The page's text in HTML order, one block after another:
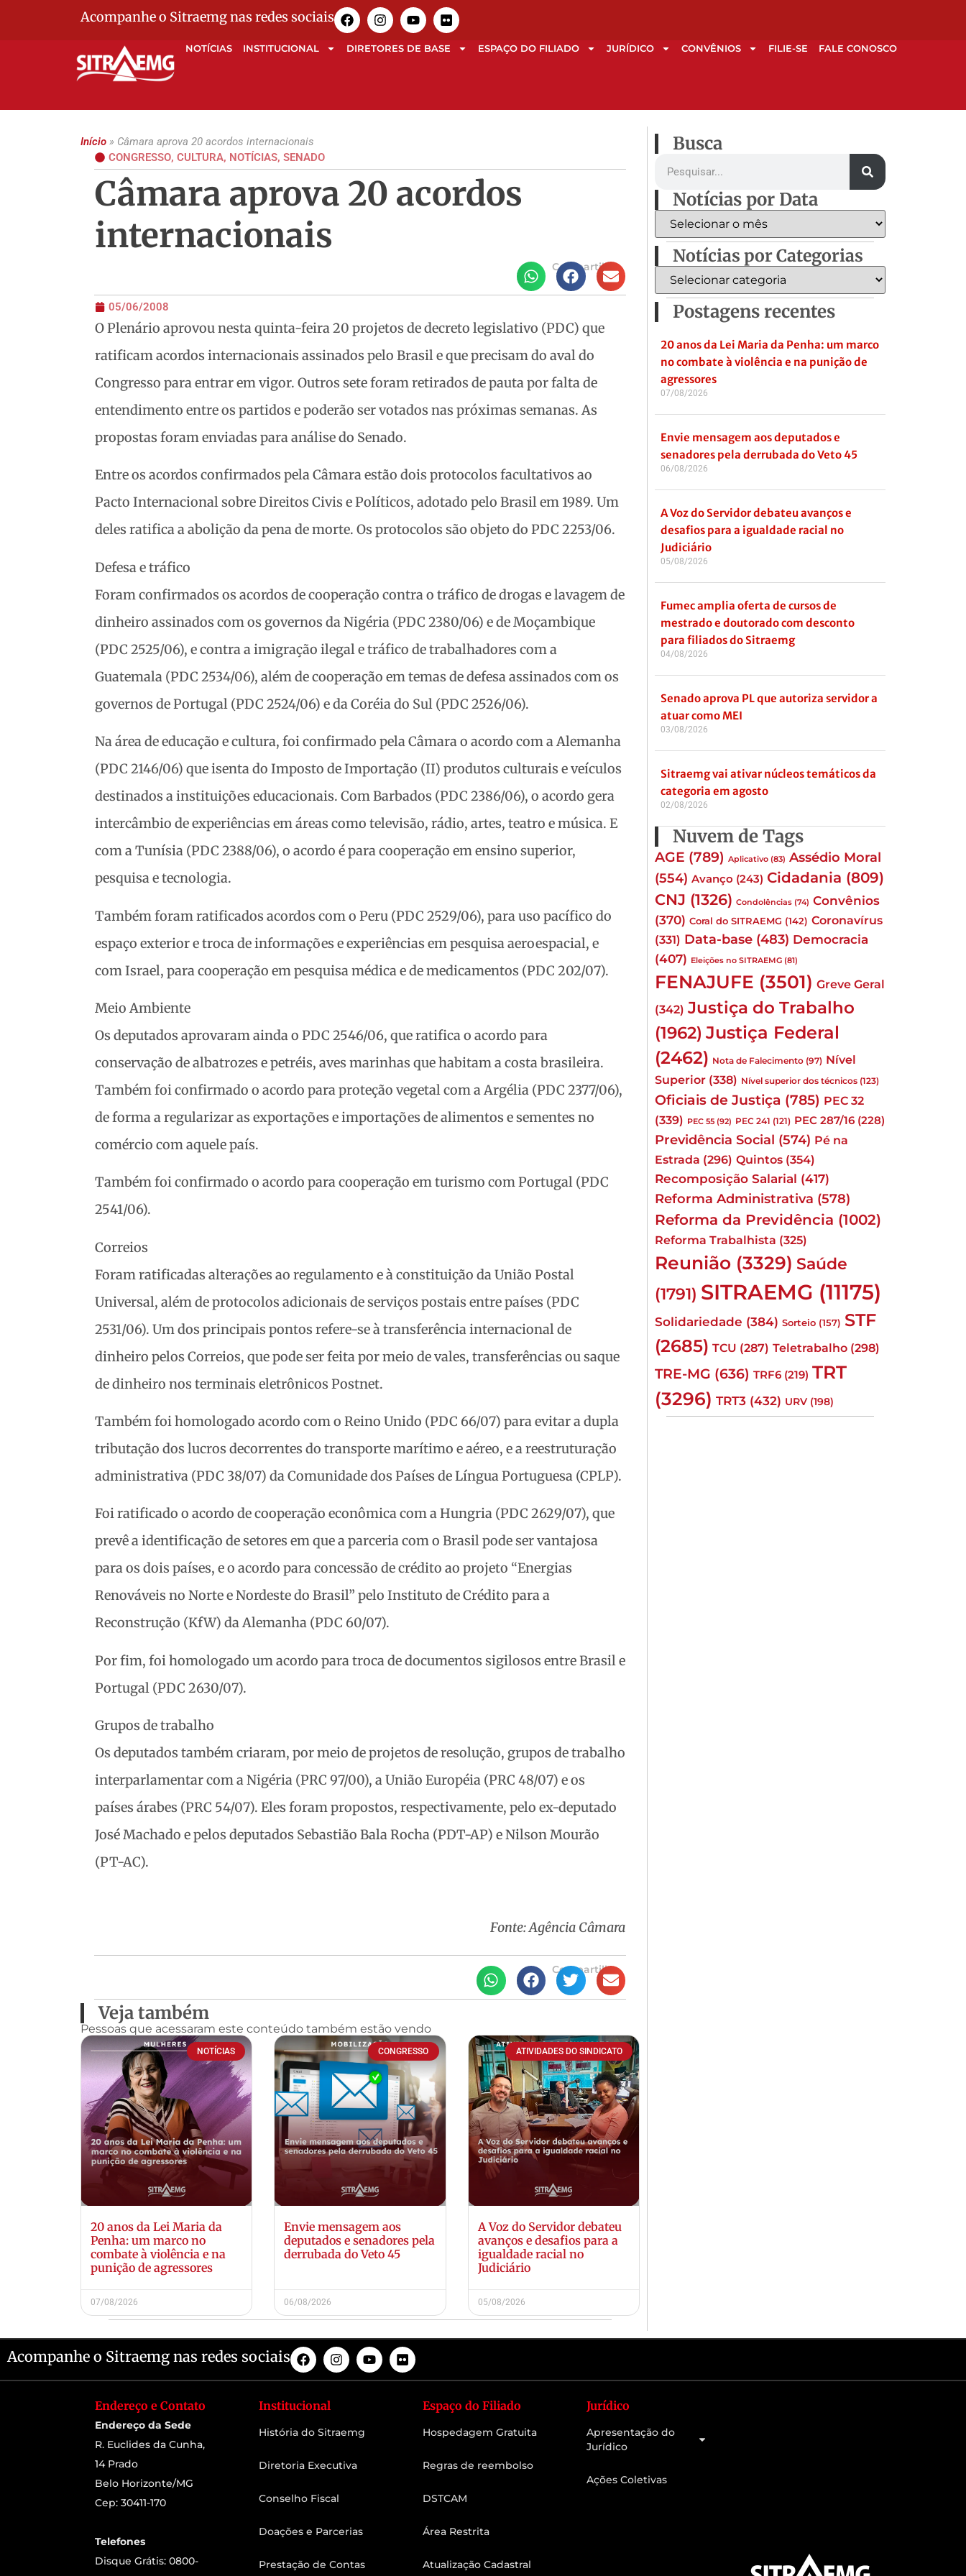
Acompanhe o Sitraemg nas redes sociais
NOTÍCIAS INSTITUCIONAL DIRETORES DE BASE ESPAÇO DO FILIADO JURÍDICO CONVÊNIOS FILIE-SE FALE CONOSCO
Início » Câmara aprova 20 acordos internacionais
CONGRESSO, CULTURA, NOTÍCIAS, SENADO
Câmara aprova 20 acordos
internacionais
Compartilhe
05/06/2008
O Plenário aprovou nesta quinta-feira 20 projetos de decreto legislativo (PDC) que
ratificam acordos internacionais assinados pelo Brasil e que precisam do aval do
Congresso para entrar em vigor. Outros sete foram retirados de pauta por falta de
entendimento entre os partidos e poderão ser votados nas próximas semanas. As
propostas foram enviadas para análise do Senado.
Entre os acordos confirmados pela Câmara estão dois protocolos facultativos ao
Pacto Internacional sobre Direitos Civis e Políticos, adotado pelo Brasil em 1989. Um
deles ratifica a abolição da pena de morte. Os protocolos são objeto do PDC 2253/06.
Defesa e tráfico
Foram confirmados os acordos de cooperação contra o tráfico de drogas e lavagem de
dinheiro assinados com os governos da Nigéria (PDC 2380/06) e de Moçambique
(PDC 2525/06), e contra a imigração ilegal e tráfico de trabalhadores com a
Guatemala (PDC 2534/06), além de cooperação em temas de defesa assinados com os
governos de Portugal (PDC 2524/06) e da Coréia do Sul (PDC 2526/06).
Na área de educação e cultura, foi confirmado pela Câmara o acordo com a Alemanha
(PDC 2146/06) que isenta do Imposto de Importação (II) produtos culturais e veículos
destinados a instituições educacionais. Com Barbados (PDC 2386/06), o acordo gera
intercâmbio de experiências em áreas como televisão, rádio, artes, teatro e música. E
com a Tunísia (PDC 2388/06), o acordo é para cooperação em ensino superior,
pesquisa e tecnologia.
Também foram ratificados acordos com o Peru (PDC 2529/06), para uso pacífico do
espaço exterior e troca de informações e experiências em pesquisa aeroespacial, e
com Israel, para cooperação em pesquisa médica e de medicamentos (PDC 202/07).
Meio Ambiente
Os deputados aprovaram ainda o PDC 2546/06, que ratifica o acordo para
conservação de albatrozes e petréis, aves marinhas que habitam a costa brasileira.
Também foi confirmado o acordo para proteção vegetal com a Argélia (PDC 2377/06),
de forma a regularizar as exportações e importações de alimentos e sementes no
comércio com aquele país.
Também foi confirmado o acordo para cooperação em turismo com Portugal (PDC
2541/06).
Correios
Foram ratificadas alterações ao regulamento e à constituição da União Postal
Universal, além de protocolos adicionais de serviços postais entre países (PDC
2531/06). Um dos principais pontos refere-se à transferência internacional de
dinheiro pelos Correios, que pode ser feita por meio de vales, transferências ou saque
de dinheiro nos terminais eletrônicos Postnet.
Também foi homologado acordo com o Reino Unido (PDC 66/07) para evitar a dupla
tributação dos lucros decorrentes do transporte marítimo e aéreo, e a reestruturação
administrativa (PDC 38/07) da Comunidade dos Países de Língua Portuguesa (CPLP).
Foi ratificado o acordo de cooperação econômica com a Hungria (PDC 2629/07), que
prevê a identificação de setores em que a parceria com o Brasil pode ser vantajosa
para os dois países, e o acordo para concessão de crédito ao projeto “Energias
Renováveis no Norte e Nordeste do Brasil” pelo Instituto de Crédito para a
Reconstrução (KfW) da Alemanha (PDC 60/07).
Por fim, foi homologado um acordo para troca de documentos sigilosos entre Brasil e
Portugal (PDC 2630/07).
Grupos de trabalho
Os deputados também criaram, por meio de projetos de resolução, grupos de trabalho
interparlamentar com a Nigéria (PRC 97/00), a União Européia (PRC 48/07) e os
países árabes (PRC 54/07). Eles foram propostos, respectivamente, pelo ex-deputado
José Machado e pelos deputados Sebastião Bala Rocha (PDT-AP) e Nilson Mourão
(PT-AC).
Fonte: Agência Câmara
Compartilhe
Veja também
Pessoas que acessaram este conteúdo também estão vendo
NOTÍCIAS
20 anos da Lei Maria da
Penha: um marco no
combate à violência e na
punição de agressores
07/08/2026
CONGRESSO
Envie mensagem aos
deputados e senadores pela
derrubada do Veto 45
06/08/2026
ATIVIDADES DO SINDICATO
A Voz do Servidor debateu
avanços e desafios para a
igualdade racial no
Judiciário
05/08/2026
Busca
Notícias por Data
Notícias por Categorias
Postagens recentes
20 anos da Lei Maria da Penha: um marco
no combate à violência e na punição de
agressores
07/08/2026
Envie mensagem aos deputados e
senadores pela derrubada do Veto 45
06/08/2026
A Voz do Servidor debateu avanços e
desafios para a igualdade racial no
Judiciário
05/08/2026
Fumec amplia oferta de cursos de
mestrado e doutorado com desconto
para filiados do Sitraemg
04/08/2026
Senado aprova PL que autoriza servidor a
atuar como MEI
03/08/2026
Sitraemg vai ativar núcleos temáticos da
categoria em agosto
02/08/2026
Nuvem de Tags
AGE (789) Aplicativo (83) Assédio Moral
(554) Avanço (243) Cidadania (809)
CNJ (1326) Condolências (74) Convênios
(370) Coral do SITRAEMG (142) Coronavírus
(331) Data-base (483) Democracia
(407) Eleições no SITRAEMG (81)
FENAJUFE (3501) Greve Geral
(342) Justiça do Trabalho
(1962) Justiça Federal
(2462) Nota de Falecimento (97) Nível
Superior (338) Nível superior dos técnicos (123)
Oficiais de Justiça (785) PEC 32
(339) PEC 55 (92) PEC 241 (121) PEC 287/16 (228)
Previdência Social (574) Pé na
Estrada (296) Quintos (354)
Recomposição Salarial (417)
Reforma Administrativa (578)
Reforma da Previdência (1002)
Reforma Trabalhista (325)
Reunião (3329) Saúde
(1791) SITRAEMG (11175)
Solidariedade (384) Sorteio (157) STF
(2685) TCU (287) Teletrabalho (298)
TRE-MG (636) TRF6 (219) TRT
(3296) TRT3 (432) URV (198)
Acompanhe o Sitraemg nas redes sociais
Endereço e Contato
Endereço da Sede
R. Euclides da Cunha,
14 Prado
Belo Horizonte/MG
Cep: 30411-170
Telefones
Disque Grátis: 0800-
Institucional
História do Sitraemg
Diretoria Executiva
Conselho Fiscal
Doações e Parcerias
Prestação de Contas
Espaço do Filiado
Hospedagem Gratuita
Regras de reembolso
DSTCAM
Área Restrita
Atualização Cadastral
Jurídico
Apresentação do
Jurídico
Ações Coletivas